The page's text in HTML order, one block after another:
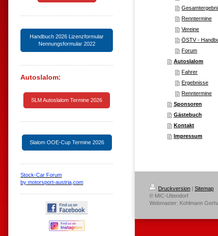
Handbuch 2026 Lizenzformular
Nennungsformular 2022
Autoslalom:
SLM Autoslalom Termine 2026
Slalom OOE-Cup Termine 2026
Stock-Car Forum
by motorsport-austria,com
Renntermine
Vereine
ÖSTV -
Forum
Autoslalom
Fahrer
Ergebnisse
Renntermine
Sponsoren
Gästebuch
Kontakt
Impressum
Druckversion | Sitemap
© MIC-Uttendorf
Webmaster: Kohlmann